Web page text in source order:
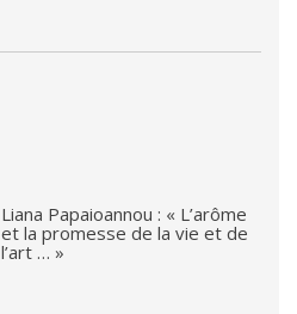
Liana Papaioannou : « L’arôme
et la promesse de la vie et de
l’art … »